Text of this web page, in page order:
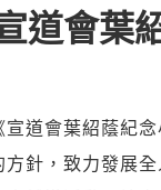
道會葉
宣道會葉紹蔭紀
方針，致力發展